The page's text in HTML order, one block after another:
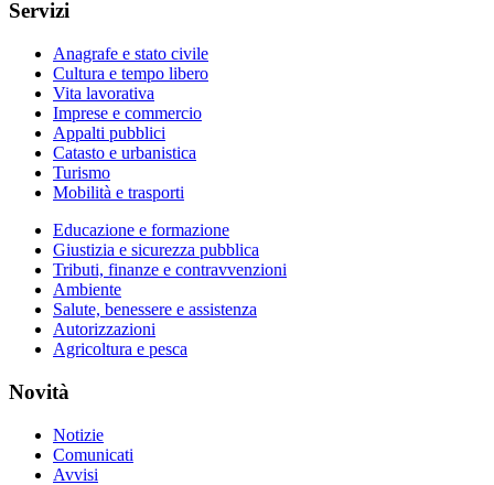
Servizi
Anagrafe e stato civile
Cultura e tempo libero
Vita lavorativa
Imprese e commercio
Appalti pubblici
Catasto e urbanistica
Turismo
Mobilità e trasporti
Educazione e formazione
Giustizia e sicurezza pubblica
Tributi, finanze e contravvenzioni
Ambiente
Salute, benessere e assistenza
Autorizzazioni
Agricoltura e pesca
Novità
Notizie
Comunicati
Avvisi